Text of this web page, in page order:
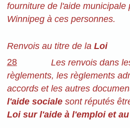
fourniture de l'aide municipale
Winnipeg à ces personnes.
Renvois au titre de la Loi
28
Les renvois dans
règlements, les règlements
accords et les autres
l'aide sociale sont réputés
Loi sur l'aide à l'emploi et